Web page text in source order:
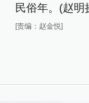
民俗年。(赵明
[责编：赵金悦]